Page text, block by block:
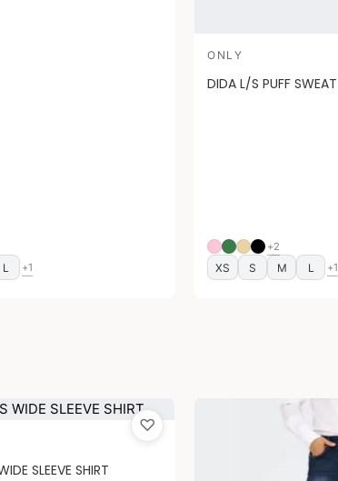
L +1
ONLY
DIDA L/S PUFF SWEAT
+2
XS S M L +1
♡
SLEEVE SHIRT